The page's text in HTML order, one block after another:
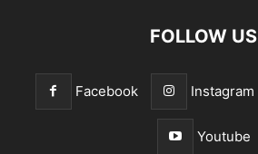
FOLLOW US
Facebook Instagram
Youtube